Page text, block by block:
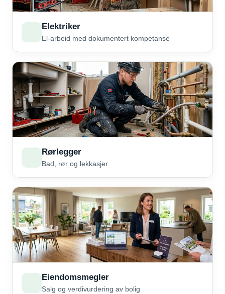
Elektriker
El-arbeid med dokumentert kompetanse
Rørlegger
Bad, rør og lekkasjer
Eiendomsmegler
Salg og verdivurdering av bolig